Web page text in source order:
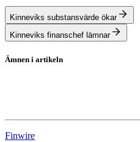
Kinneviks substansvärde ökar
Kinneviks finanschef lämnar
Ämnen i artikeln
Finwire